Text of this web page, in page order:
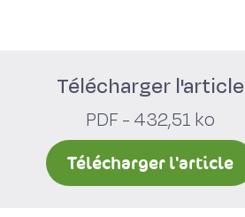
Télécharger l'article
PDF - 432,51 ko
Télécharger l'article